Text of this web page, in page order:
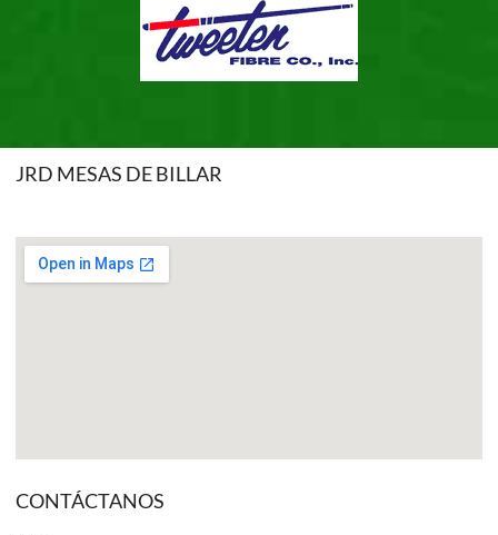
JRD MESAS DE BILLAR
CONTÁCTANOS